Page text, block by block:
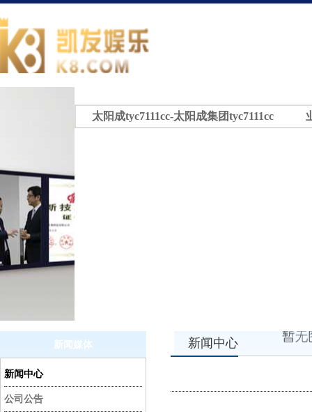
太阳成tyc7111cc-太阳成集团tyc7111cc
新闻媒体
新闻中心
公司公告
新闻中心